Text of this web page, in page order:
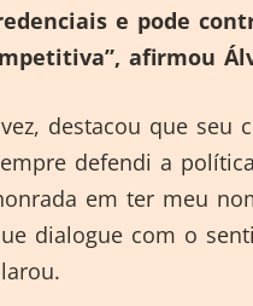
e pode
afirmou
destacou que seu
defendi a
em ter meu
dialogue com o